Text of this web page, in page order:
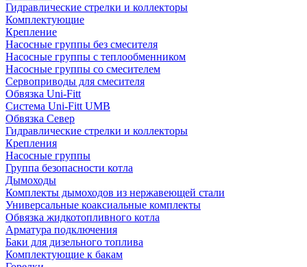
Гидравлические стрелки и коллекторы
Комплектующие
Крепление
Насосные группы без смесителя
Насосные группы с теплообменником
Насосные группы со смесителем
Сервоприводы для смесителя
Обвязка Uni-Fitt
Система Uni-Fitt UMB
Обвязка Север
Гидравлические стрелки и коллекторы
Крепления
Насосные группы
Группа безопасности котла
Дымоходы
Комплекты дымоходов из нержавеющей стали
Универсальные коаксиальные комплекты
Обвязка жидкотопливного котла
Арматура подключения
Баки для дизельного топлива
Комплектующие к бакам